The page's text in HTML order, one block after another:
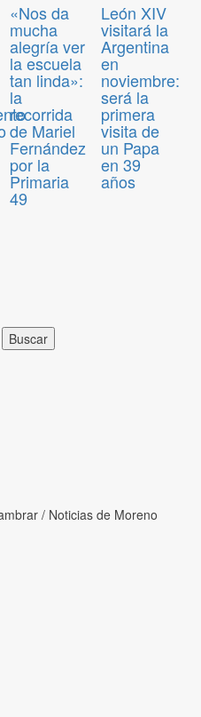
«Nos da
mucha
alegría ver
la escuela
tan linda»:
la
recorrida
de Mariel
Fernández
por la
Primaria
49
León XIV
visitará la
Argentina
en
noviembre:
será la
primera
visita de
un Papa
en 39
años
/ Noticias de Moreno